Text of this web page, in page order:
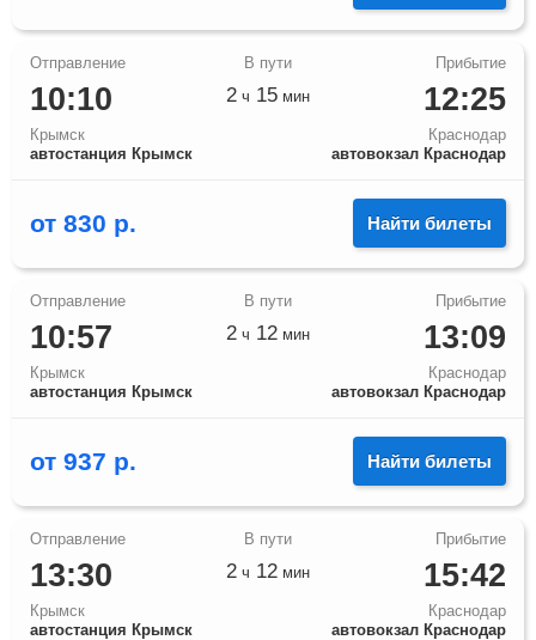
10:10
Крымск
автостанция Крымск
12:25
Краснодар
автовокзал Краснодар
2 ч 15 мин
от 830 р. Найти билеты
10:57
Крымск
автостанция Крымск
13:09
Краснодар
автовокзал Краснодар
2 ч 12 мин
от 937 р. Найти билеты
13:30
Крымск
автостанция Крымск
15:42
Краснодар
автовокзал Краснодар
2 ч 12 мин